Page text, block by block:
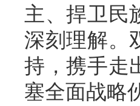
主、捍卫民
深刻理解。
持，携手走
塞全面战略